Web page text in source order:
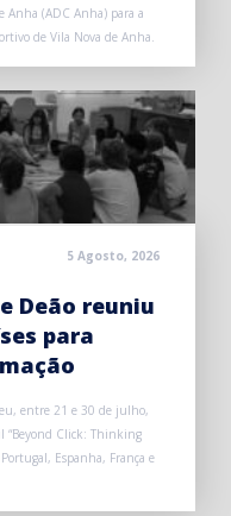
Anha (ADC Anha) para a
de Vila Nova de Anha.
5 Agosto, 2026
Deão reuniu
para
entre 21 e 30 de julho,
“Beyond Click: Thinking
Espanha, França e